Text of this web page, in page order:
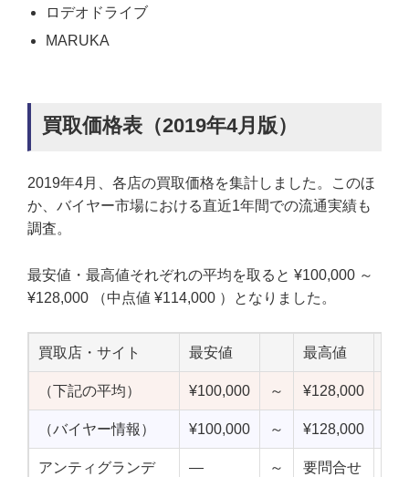
ロデオドライブ
MARUKA
買取価格表（2019年4月版）
2019年4月、各店の買取価格を集計しました。このほ
か、バイヤー市場における直近1年間での流通実績も
調査。
最安値・最高値それぞれの平均を取ると ¥100,000 ～
¥128,000 （中点値 ¥114,000 ）となりました。
買取店・サイト 最安値 最高値
（下記の平均） ¥100,000 ～ ¥128,000
（バイヤー情報） ¥100,000 ～ ¥128,000
アンティグランデ — ～ 要問合せ